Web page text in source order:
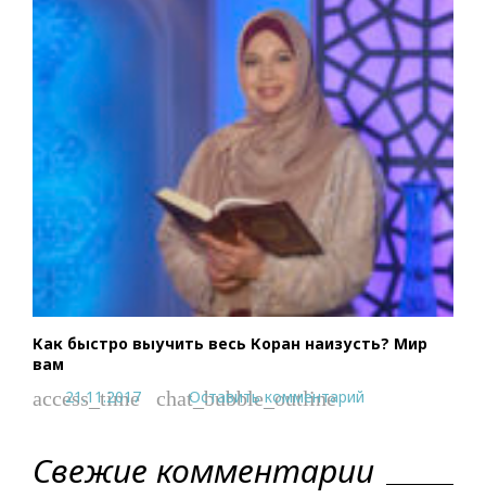
Как быстро выучить весь Коран наизусть? Мир
вам
access_time
21.11.2017 chat_bubble_outline
Оставить комментарий
Свежие комментарии